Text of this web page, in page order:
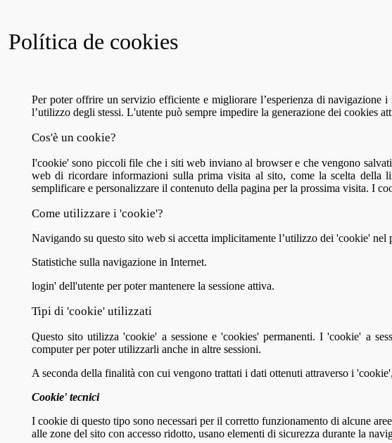
Política de cookies
Per poter offrire un servizio efficiente e migliorare l’esperienza di
l’utilizzo degli stessi. L'utente può sempre impedire la generazione dei cookies
Cos'è un cookie?
I'cookie' sono piccoli file che i siti web inviano al browser e che vengono
web di ricordare informazioni sulla prima visita al sito, come la scelta della
semplificare e personalizzare il contenuto della pagina per la prossima visita. I
Come utilizzare i 'cookie'?
Navigando su questo sito web si accetta implicitamente l’utilizzo dei 'cookie'
Statistiche sulla navigazione in Internet.
login' dell'utente per poter mantenere la sessione attiva.
Tipi di 'cookie' utilizzati
Questo sito utilizza 'cookie' a sessione e 'cookies' permanenti. I 'cookie' a
computer per poter utilizzarli anche in altre sessioni.
A seconda della finalità con cui vengono trattati i dati ottenuti attraverso i
Cookie' tecnici
I cookie di questo tipo sono necessari per il corretto funzionamento di alcune
alle zone del sito con accesso ridotto, usano elementi di sicurezza durante la